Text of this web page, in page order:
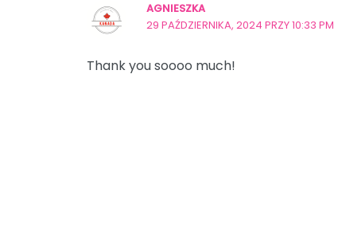
AGNIESZKA
29 PAŹDZIERNIKA, 2024 PRZY 10:33 PM
Thank you soooo much!